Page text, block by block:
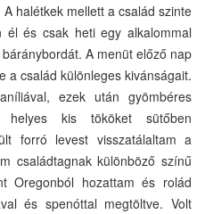
halétkek mellett a család szinte
él és csak heti egy alkalommal
A menüt előző nap
a család különleges kivánságait.
ezek után gyömbéres
helyes kis tököket sütőben
forró levest visszatálaltam a
családtagnak különböző színű
Oregonból hozattam és rolád
és spenóttal megtöltve. Volt